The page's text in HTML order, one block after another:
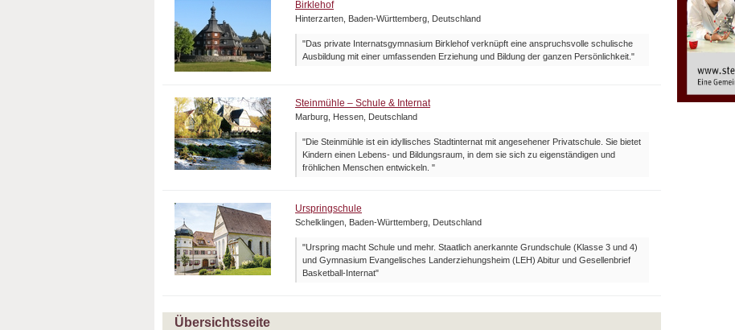
Birklehof
Hinterzarten, Baden-Württemberg, Deutschland
"Das private Internatsgymnasium Birklehof verknüpft eine anspruchsvolle schulische
Ausbildung mit einer umfassenden Erziehung und Bildung der ganzen Persönlichkeit."
Steinmühle – Schule & Internat
Marburg, Hessen, Deutschland
"Die Steinmühle ist ein idyllisches Stadtinternat mit angesehener Privatschule. Sie bietet
Kindern einen Lebens- und Bildungsraum, in dem sie sich zu eigenständigen und
fröhlichen Menschen entwickeln. "
Urspringschule
Schelklingen, Baden-Württemberg, Deutschland
"Urspring macht Schule und mehr. Staatlich anerkannte Grundschule (Klasse 3 und 4)
und Gymnasium Evangelisches Landerziehungsheim (LEH) Abitur und Gesellenbrief
Basketball-Internat"
Übersichtsseite